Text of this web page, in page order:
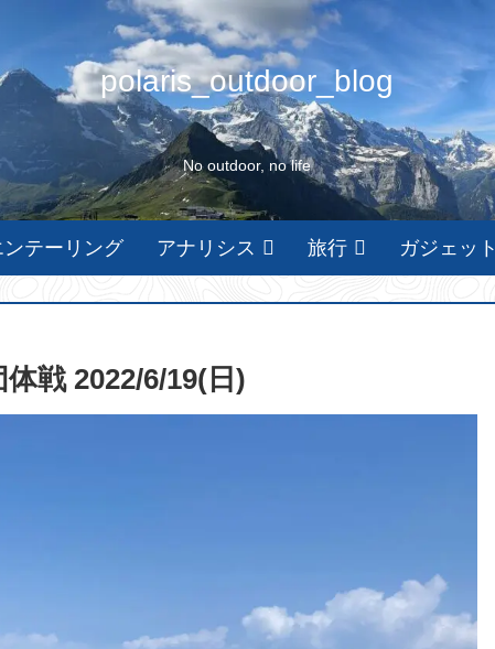
polaris_outdoor_blog
No outdoor, no life
テーリング アナリシス 旅行 ガジェット
戦 2022/6/19(日)